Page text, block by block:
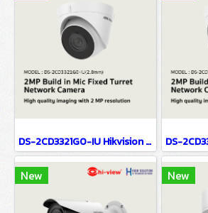
DS-2CD3321G0-IU Hikvision 2MP Build in Mic Fixed Turret Network Camera IP Camera CCTV Camera (2.8mm)
New New